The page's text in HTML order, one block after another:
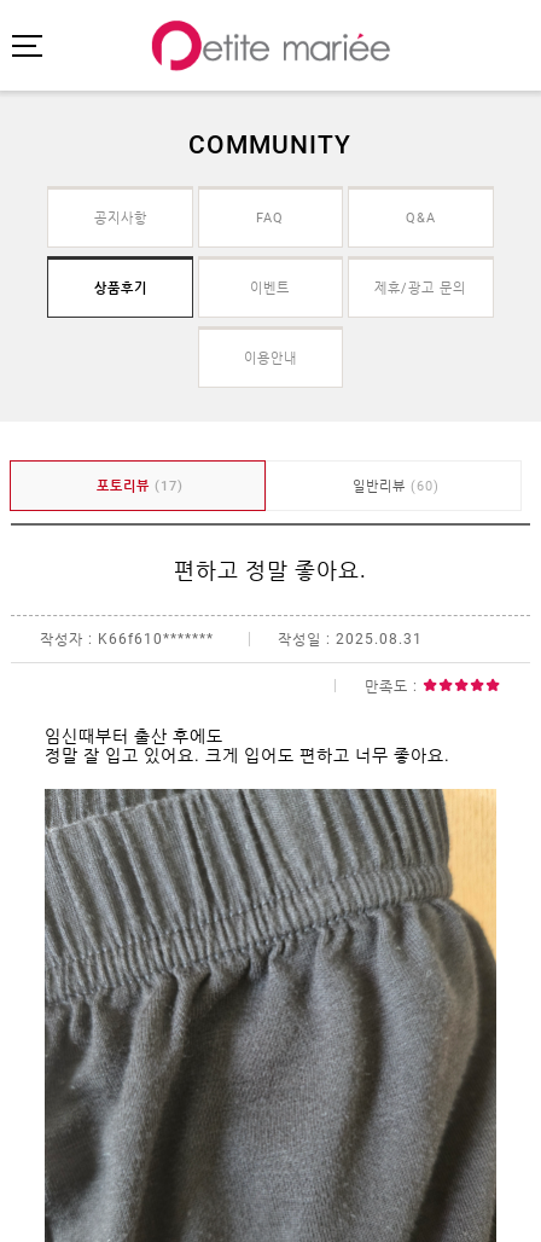
COMMUNITY
공지사항 FAQ Q&A
상품후기 이벤트 제휴/광고 문의
이용안내
포토리뷰 (17) 일반리뷰 (60)
편하고 정말 좋아요.
작성자 : K66f610******* 작성일 : 2025.08.31
만족도 :
임신때부터 출산 후에도
정말 잘 입고 있어요. 크게 입어도 편하고 너무 좋아요.
FAQ
이벤트
제휴/
광고
GUIDE